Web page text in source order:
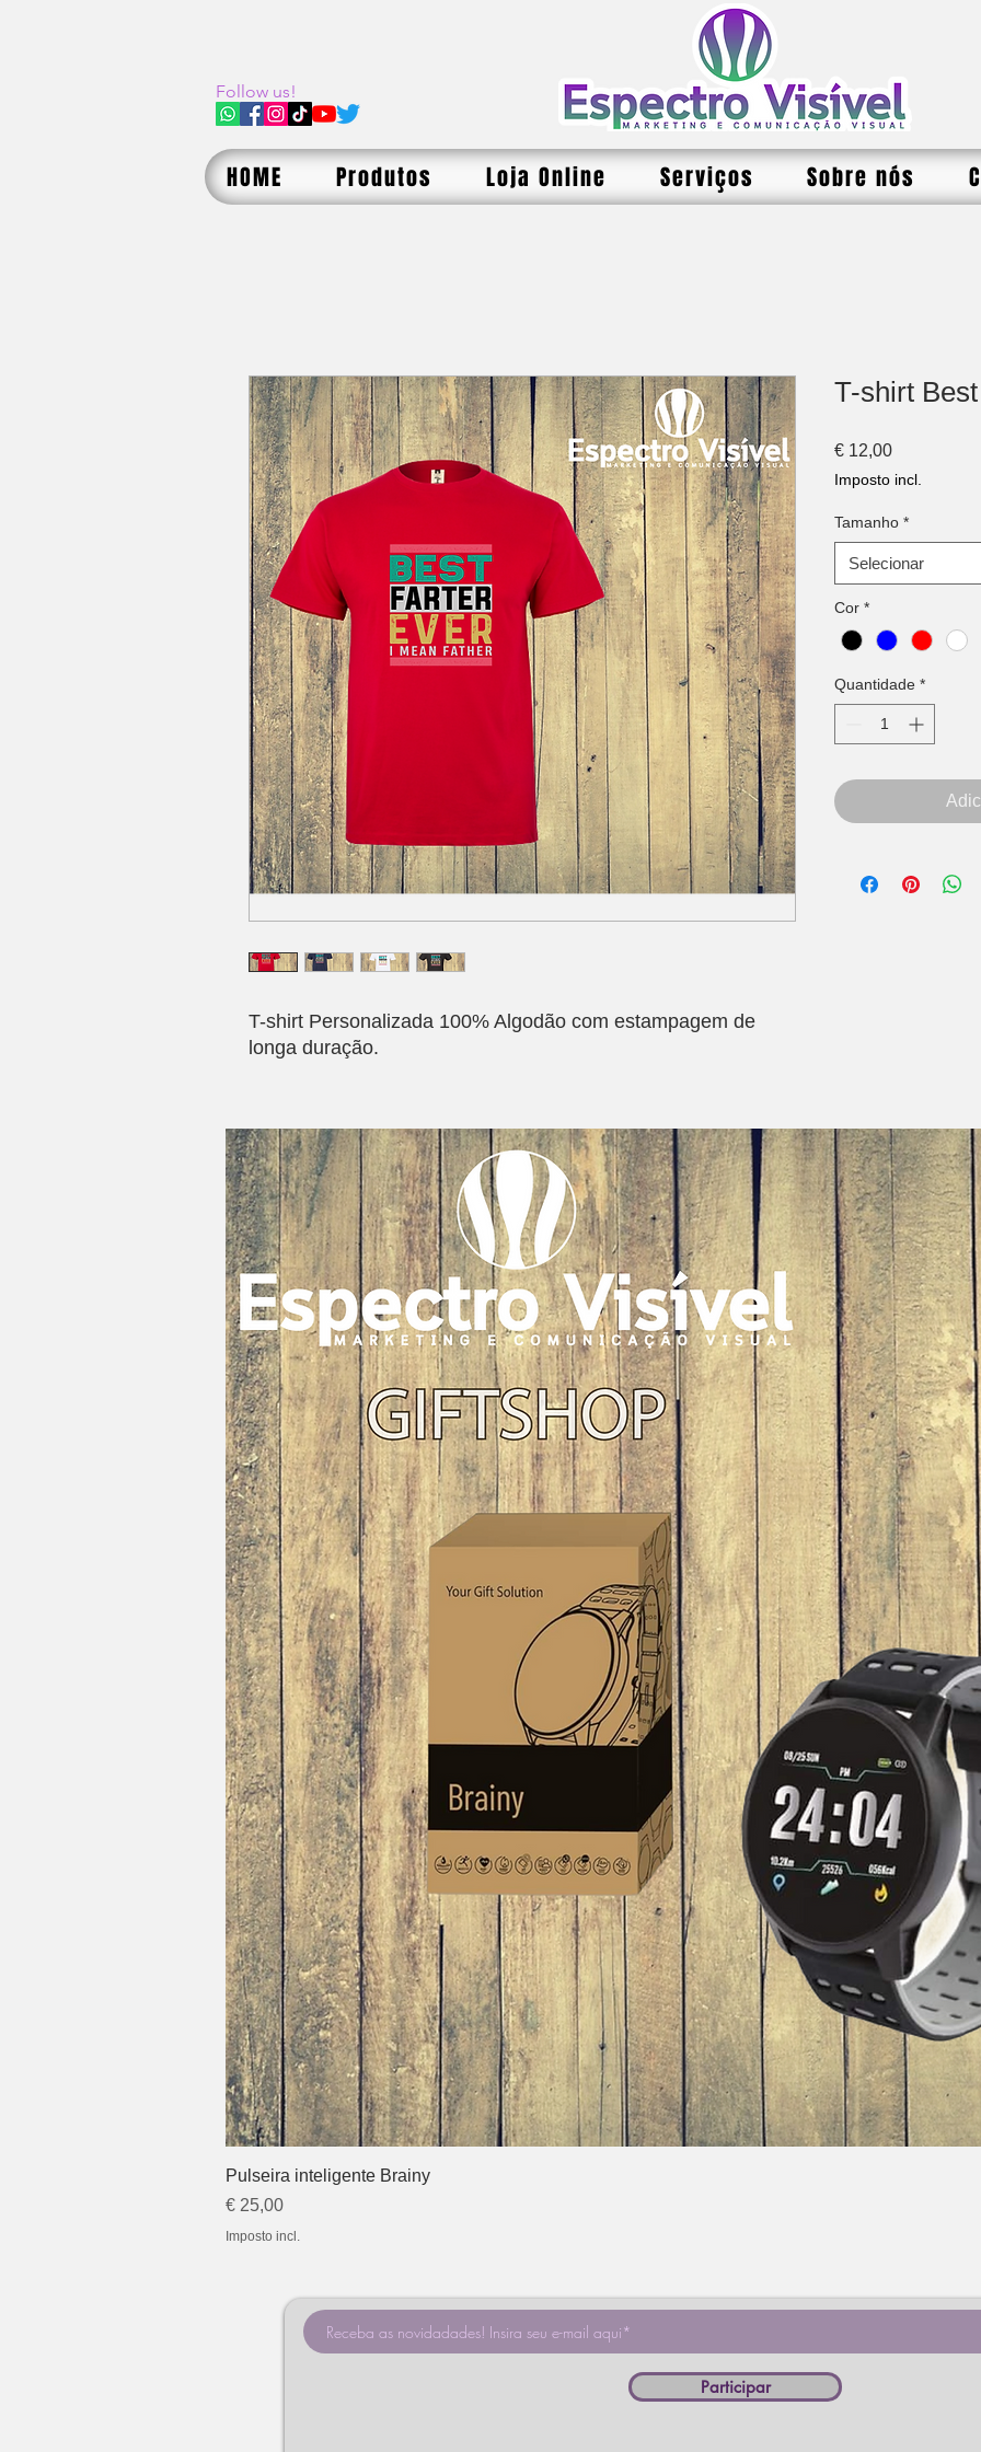
Follow us!
HOME Produtos Loja Online Serviços Sobre nós
T-shirt Personalizada 100% Algodão com estampagem de
longa duração.
T-shirt
€ 12,00Preço
Imposto incl.
Tamanho *
Selecionar
Cor *
Quantidade *
Pulseira inteligente Brainy
Preço
€ 25,00
Imposto incl.
Participar